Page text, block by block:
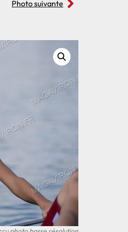
Photo suivante